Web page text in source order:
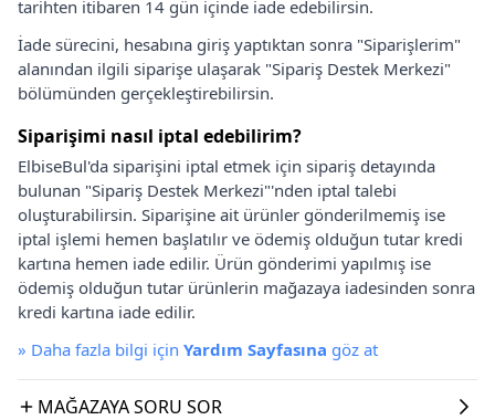
tarihten itibaren 14 gün içinde iade edebilirsin.
İade sürecini, hesabına giriş yaptıktan sonra "Siparişlerim"
alanından ilgili siparişe ulaşarak "Sipariş Destek Merkezi"
bölümünden gerçekleştirebilirsin.
Siparişimi nasıl iptal edebilirim?
ElbiseBul'da siparişini iptal etmek için sipariş detayında
bulunan "Sipariş Destek Merkezi"'nden iptal talebi
oluşturabilirsin. Siparişine ait ürünler gönderilmemiş ise
iptal işlemi hemen başlatılır ve ödemiş olduğun tutar kredi
kartına hemen iade edilir. Ürün gönderimi yapılmış ise
ödemiş olduğun tutar ürünlerin mağazaya iadesinden sonra
kredi kartına iade edilir.
» Daha fazla bilgi için Yardım Sayfasına göz at
MAĞAZAYA SORU SOR